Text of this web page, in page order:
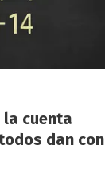
cuenta
dan con